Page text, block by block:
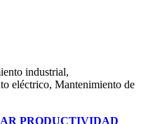
industrial,
eléctrico, Mantenimiento de
PRODUCTIVIDAD